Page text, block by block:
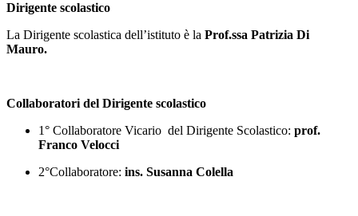
Dirigente scolastico
La Dirigente scolastica dell’istituto è la Prof.ssa Patrizia Di
Mauro.
Collaboratori del Dirigente scolastico
1° Collaboratore Vicario del Dirigente Scolastico: prof.
Franco Velocci
2°Collaboratore: ins. Susanna Colella